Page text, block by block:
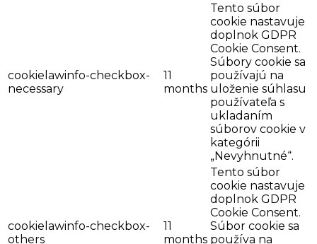
cookielawinfo-checkbox-
necessary
11
months
Tento súbor
cookie nastavuje
doplnok GDPR
Cookie Consent.
Súbory cookie sa
používajú na
uloženie súhlasu
používateľa s
ukladaním
súborov cookie v
kategórii
„Nevyhnutné“.
cookielawinfo-checkbox-
others
11
months
Tento súbor
cookie nastavuje
doplnok GDPR
Cookie Consent.
Súbor cookie sa
používa na